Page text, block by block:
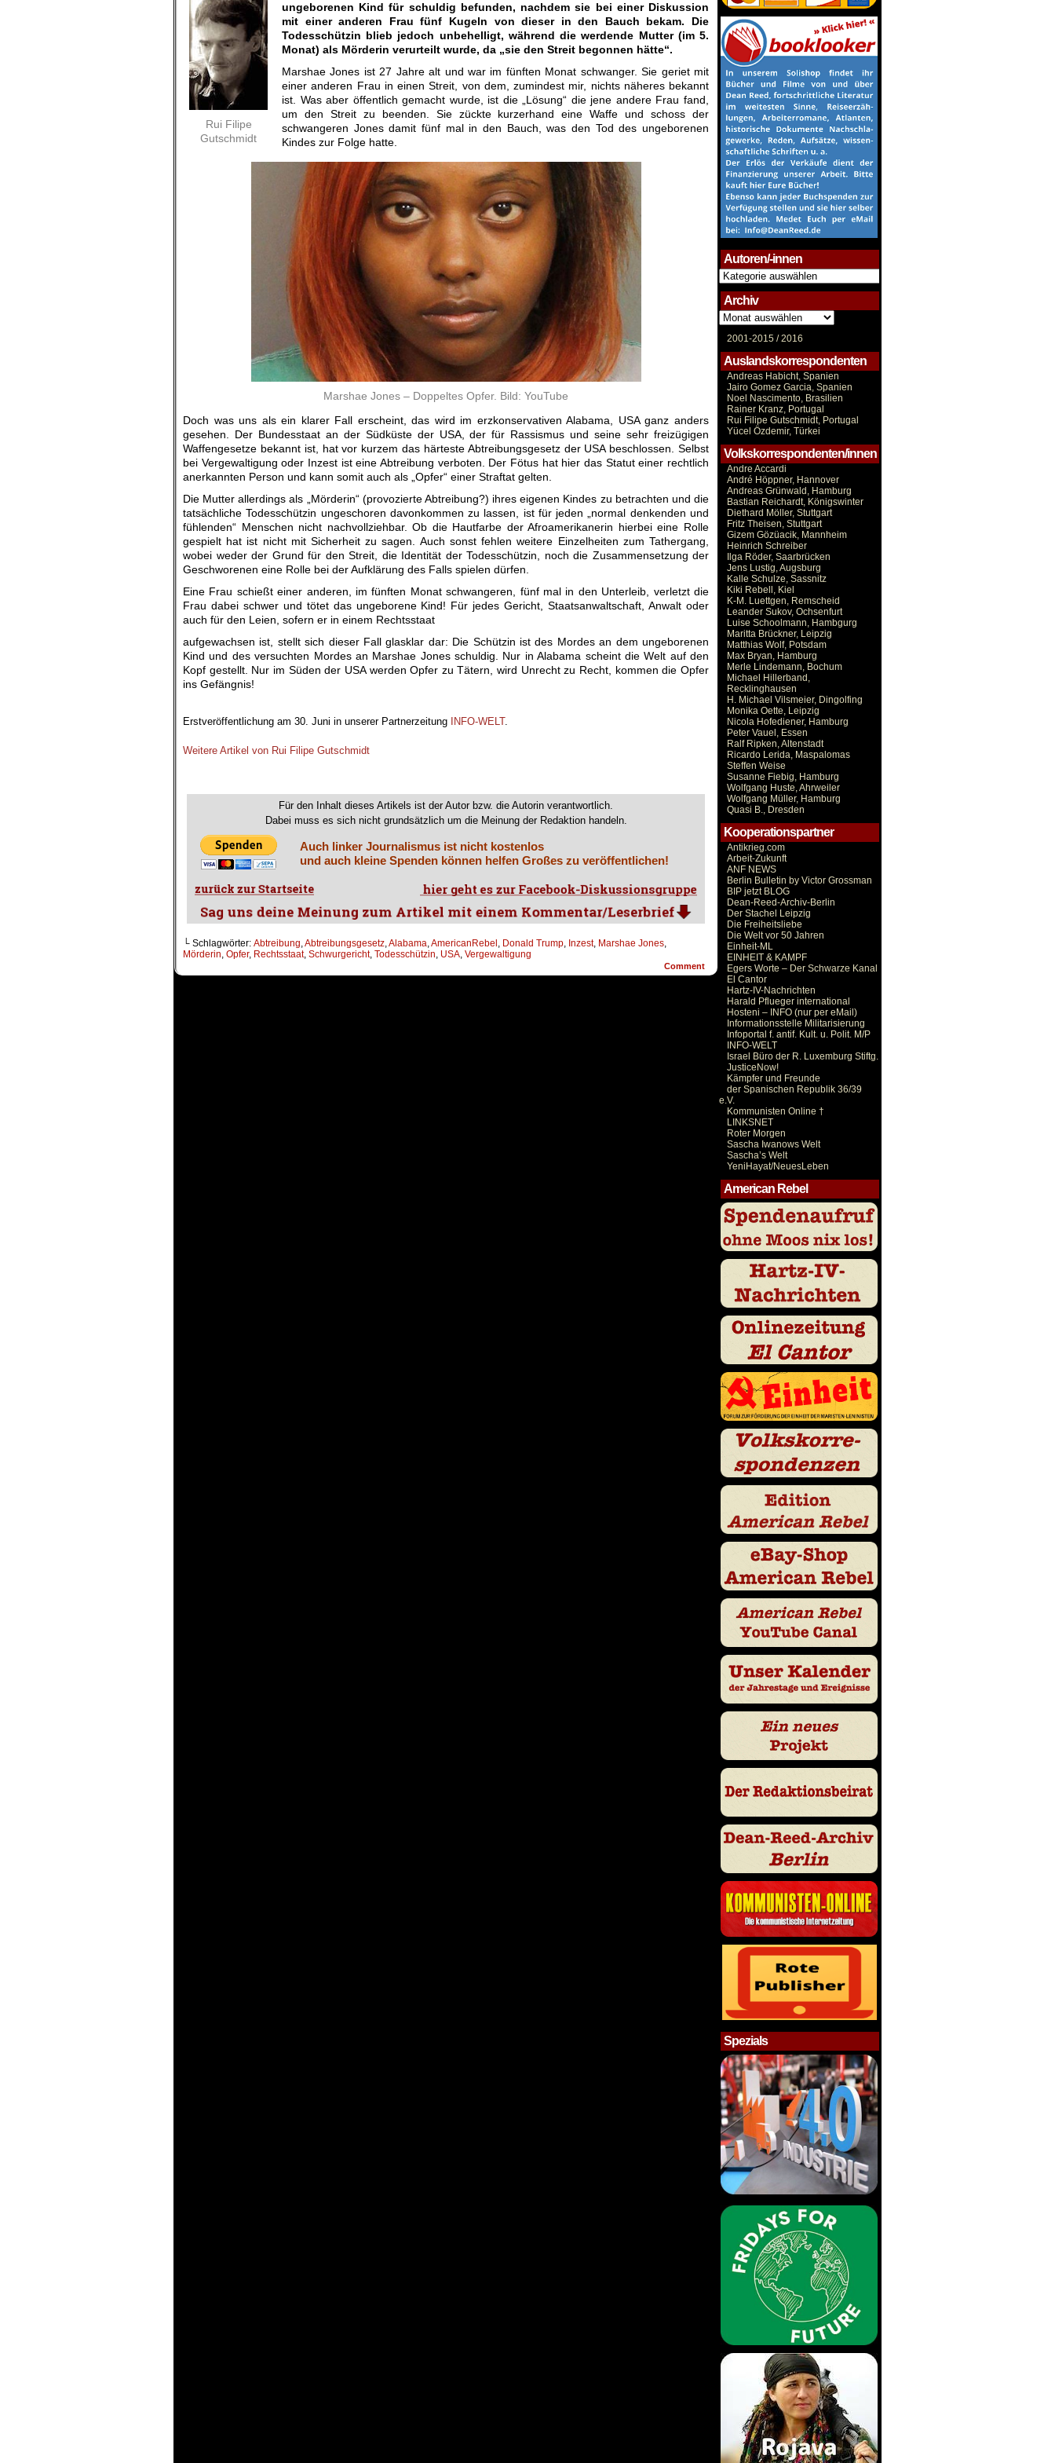
Rui Filipe
Gutschmidt
ungeborenen Kind für schuldig befunden, nachdem sie bei einer Diskussion
mit einer anderen Frau fünf Kugeln von dieser in den Bauch bekam. Die
Todesschützin blieb jedoch unbehelligt, während die werdende Mutter (im 5.
Monat) als Mörderin verurteilt wurde, da „sie den Streit begonnen hätte“.
Marshae Jones ist 27 Jahre alt und war im fünften Monat schwanger. Sie geriet mit
einer anderen Frau in einen Streit, von dem, zumindest mir, nichts näheres bekannt
ist. Was aber öffentlich gemacht wurde, ist die „Lösung“ die jene andere Frau fand,
um den Streit zu beenden. Sie zückte kurzerhand eine Waffe und schoss der
schwangeren Jones damit fünf mal in den Bauch, was den Tod des ungeborenen
Kindes zur Folge hatte.
Marshae Jones – Doppeltes Opfer. Bild: YouTube
Doch was uns als ein klarer Fall erscheint, das wird im erzkonservativen Alabama, USA ganz anders
gesehen. Der Bundesstaat an der Südküste der USA, der für Rassismus und seine sehr freizügigen
Waffengesetze bekannt ist, hat vor kurzem das härteste Abtreibungsgesetz der USA beschlossen. Selbst
bei Vergewaltigung oder Inzest ist eine Abtreibung verboten. Der Fötus hat hier das Statut einer rechtlich
anerkannten Person und kann somit auch als „Opfer“ einer Straftat gelten.
Die Mutter allerdings als „Mörderin“ (provozierte Abtreibung?) ihres eigenen Kindes zu betrachten und die
tatsächliche Todesschützin ungeschoren davonkommen zu lassen, ist für jeden „normal denkenden und
fühlenden“ Menschen nicht nachvollziehbar. Ob die Hautfarbe der Afroamerikanerin hierbei eine Rolle
gespielt hat ist nicht mit Sicherheit zu sagen. Auch sonst fehlen weitere Einzelheiten zum Tathergang,
wobei weder der Grund für den Streit, die Identität der Todesschützin, noch die Zusammensetzung der
Geschworenen eine Rolle bei der Aufklärung des Falls spielen dürfen.
Eine Frau schießt einer anderen, im fünften Monat schwangeren, fünf mal in den Unterleib, verletzt die
Frau dabei schwer und tötet das ungeborene Kind! Für jedes Gericht, Staatsanwaltschaft, Anwalt oder
auch für den Leien, sofern er in einem Rechtsstaat
aufgewachsen ist, stellt sich dieser Fall glasklar dar: Die Schützin ist des Mordes an dem ungeborenen
Kind und des versuchten Mordes an Marshae Jones schuldig. Nur in Alabama scheint die Welt auf den
Kopf gestellt. Nur im Süden der USA werden Opfer zu Tätern, wird Unrecht zu Recht, kommen die Opfer
ins Gefängnis!
Erstveröffentlichung am 30. Juni in unserer Partnerzeitung INFO-WELT.
Weitere Artikel von Rui Filipe Gutschmidt
Für den Inhalt dieses Artikels ist der Autor bzw. die Autorin verantwortlich.
Dabei muss es sich nicht grundsätzlich um die Meinung der Redaktion handeln.
Auch linker Journalismus ist nicht kostenlos
und auch kleine Spenden können helfen Großes zu veröffentlichen!
└ Schlagwörter: Abtreibung Abtreibungsgesetz Alabama AmericanRebel Donald Trump Inzest, Marshae Jones
Mörderin Opfer, Rechtsstaat, Schwurgericht, Todesschützin USA Vergewaltigung
Comment
Autoren/-innen
Autoren/-
innen
Archiv
Archiv
2001-2015 /2016
Auslandskorrespondenten
Andreas Habicht, Spanien
Jairo Gomez Garcia, Spanien
Noel Nascimento, Brasilien
Rainer Kranz, Portugal
Rui Filipe Gutschmidt, Portugal
Yücel Özdemir, Türkei
Volkskorrespondenten/innen
Andre Accardi
André Höppner, Hannover
Andreas Grünwald, Hamburg
Bastian Reichardt, Königswinter
Diethard Möller, Stuttgart
Fritz Theisen, Stuttgart
Gizem Gözüacik, Mannheim
Heinrich Schreiber
Ilga Röder, Saarbrücken
Jens Lustig, Augsburg
Kalle Schulze, Sassnitz
Kiki Rebell, Kiel
K-M. Luettgen, Remscheid
Leander Sukov, Ochsenfurt
Luise Schoolmann, Hambgurg
Maritta Brückner, Leipzig
Matthias Wolf, Potsdam
Max Bryan, Hamburg
Merle Lindemann, Bochum
Michael Hillerband,
Recklinghausen
H. Michael Vilsmeier, Dingolfing
Monika Oette, Leipzig
Nicola Hofediener, Hamburg
Peter Vauel, Essen
Ralf Ripken, Altenstadt
Ricardo Lerida, Maspalomas
Steffen Weise
Susanne Fiebig, Hamburg
Wolfgang Huste, Ahrweiler
Wolfgang Müller, Hamburg
Quasi B., Dresden
Kooperationspartner
Antikrieg.com
Arbeit-Zukunft
ANF NEWS
Berlin Bulletin by Victor Grossman
BIP jetzt BLOG
Dean-Reed-Archiv-Berlin
Der Stachel Leipzig
Die Freiheitsliebe
Die Welt vor 50 Jahren
Einheit-ML
EINHEIT & KAMPF
Egers Worte – Der Schwarze Kanal
El Cantor
Hartz-IV-Nachrichten
Harald Pflueger international
Hosteni – INFO (nur per eMail)
Informationsstelle Militarisierung
Infoportal f. antif. Kult. u. Polit. M/P
INFO-WELT
Israel Büro der R. Luxemburg Stiftg.
JusticeNow!
Kämpfer und Freunde
der Spanischen Republik 36/39
e.V.
Kommunisten Online †
LINKSNET
Roter Morgen
Sascha Iwanows Welt
Sascha’s Welt
YeniHayat/NeuesLeben
American Rebel
Spezials